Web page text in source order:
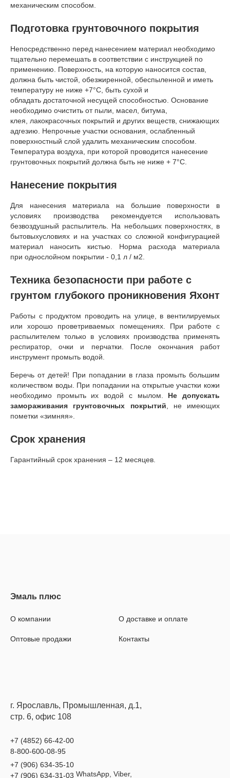
механическим способом.
Подготовка грунтовочного покрытия
Непосредственно перед нанесением материал необходимо
тщательно перемешать в соответствии с инструкцией по
применению. Поверхность, на которую наносится состав,
должна быть чистой, обезжиренной, обеспыленной и иметь
температуру не ниже +7°С, быть сухой и
обладать достаточной несущей способностью. Основание
необходимо очистить от пыли, масел, битума,
клея, лакокрасочных покрытий и других веществ, снижающих
адгезию. Непрочные участки основания, ослабленный
поверхностный слой удалить механическим способом.
Температура воздуха, при которой проводится нанесение
грунтовочных покрытий должна быть не ниже + 7°С.
Нанесение покрытия
Для нанесения материала на большие поверхности в
условиях производства рекомендуется использовать
безвоздушный распылитель. На небольших поверхностях, в
бытовыхусловиях и на участках со сложной конфигурацией
материал наносить кистью. Норма расхода материала
при однослойном покрытии - 0,1 л / м2.
Техника безопасности при работе с
грунтом глубокого проникновения Яхонт
Работы с продуктом проводить на улице, в вентилируемых
или хорошо проветриваемых помещениях. При работе с
распылителем только в условиях производства применять
респиратор, очки и перчатки. После окончания работ
инструмент промыть водой.
Беречь от детей! При попадании в глаза промыть большим
количеством воды. При попадании на открытые участки кожи
необходимо промыть их водой с мылом. Не допускать
замораживания грунтовочных покрытий , не имеющих
пометки «зимняя».
Срок хранения
Гарантийный срок хранения – 12 месяцев.
О компании
Оптовые продажи
О доставке и оплате
Контакты
г. Ярославль, Промышленная, д.1,
стр. 6, офис 108
+7 (4852) 66-42-00
8-800-600-08-95
+7 (906) 634-35-10
+7 (906) 634-31-03 WhatsApp, Viber,